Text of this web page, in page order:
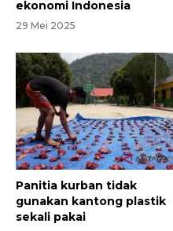
ekonomi Indonesia
29 Mei 2025
Panitia kurban tidak
gunakan kantong plastik
sekali pakai